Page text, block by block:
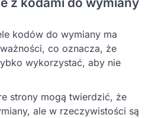
kodów do wymiany ma
co oznacza, że
wykorzystać, aby nie
strony mogą twierdzić, że
ale w rzeczywistości są